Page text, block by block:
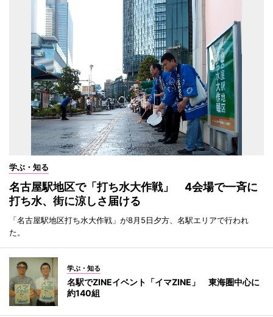
学ぶ・知る
名古屋駅地区で「打ち水大作戦」 4会場で一斉に
打ち水、街に涼しさ届ける
「名古屋駅地区打ち水大作戦」が8月5日夕方、名駅エリアで行われ
た。
学ぶ・知る
名駅でZINEイベント「イマZINE」 東海圏中心に
約140組